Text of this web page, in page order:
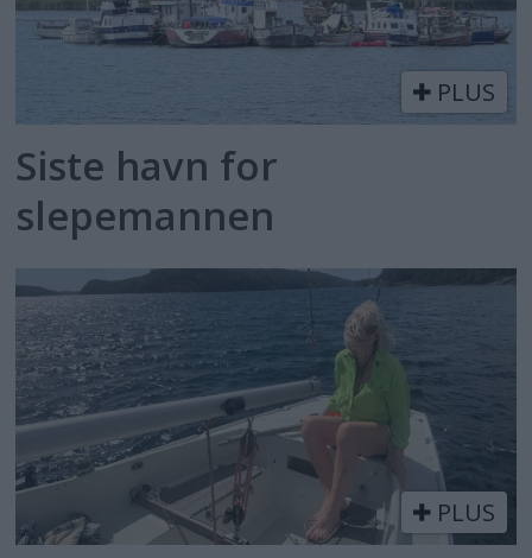
PLUS
Siste havn for
slepemannen
PLUS